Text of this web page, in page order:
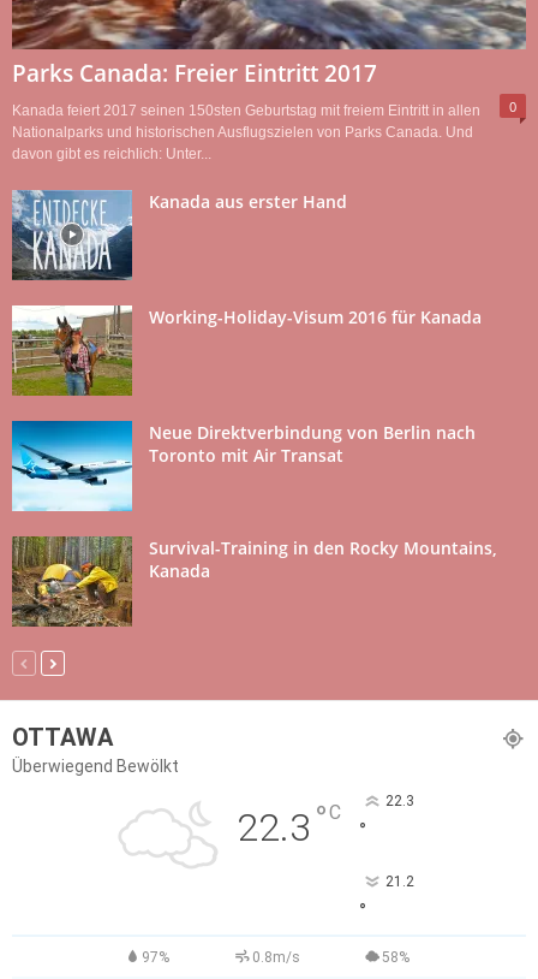
Parks Canada: Freier Eintritt 2017
0
Kanada feiert 2017 seinen 150sten Geburtstag mit freiem Eintritt in allen
Nationalparks und historischen Ausflugszielen von Parks Canada. Und
davon gibt es reichlich: Unter...
Kanada aus erster Hand
Working-Holiday-Visum 2016 für Kanada
Neue Direktverbindung von Berlin nach
Toronto mit Air Transat
Survival-Training in den Rocky Mountains,
Kanada
OTTAWA
Überwiegend Bewölkt
22.3 °C 22.3
°
21.2
°
97% 0.8m/s 58%